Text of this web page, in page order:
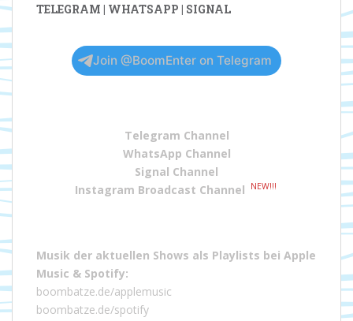
TELEGRAM | WHATSAPP | SIGNAL
Join @BoomEnter on Telegram
Telegram Channel
WhatsApp Channel
Signal Channel
Instagram Broadcast Channel
NEW!!!
Musik der aktuellen Shows als Playlists bei Apple
Music & Spotify:
boombatze.de/applemusic
boombatze.de/spotify